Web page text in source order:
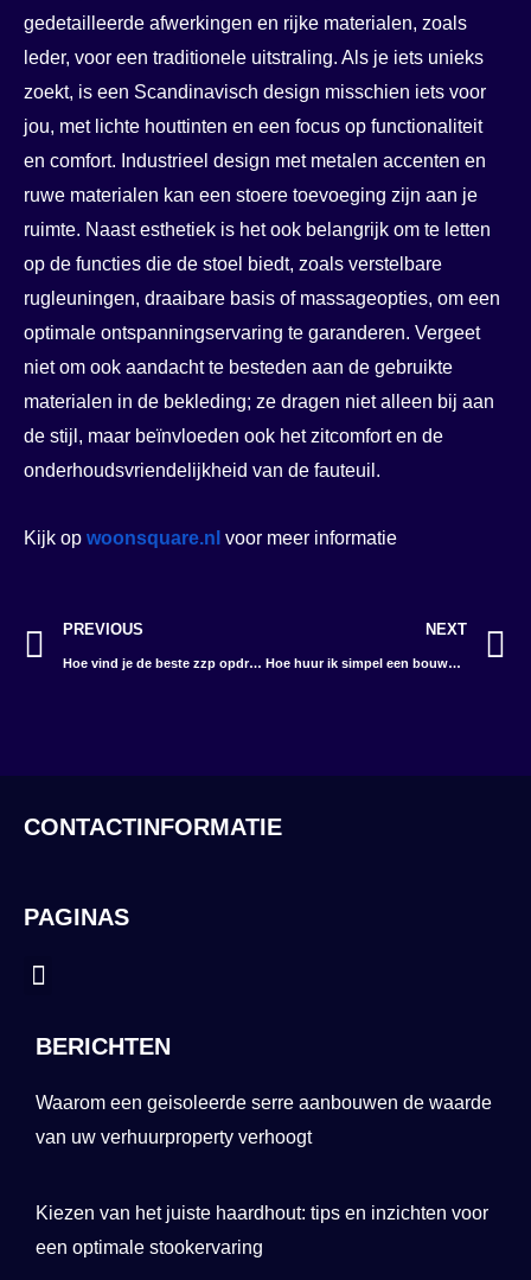
gedetailleerde afwerkingen en rijke materialen, zoals
leder, voor een traditionele uitstraling. Als je iets unieks
zoekt, is een Scandinavisch design misschien iets voor
jou, met lichte houttinten en een focus op functionaliteit
en comfort. Industrieel design met metalen accenten en
ruwe materialen kan een stoere toevoeging zijn aan je
ruimte. Naast esthetiek is het ook belangrijk om te letten
op de functies die de stoel biedt, zoals verstelbare
rugleuningen, draaibare basis of massageopties, om een
optimale ontspanningservaring te garanderen. Vergeet
niet om ook aandacht te besteden aan de gebruikte
materialen in de bekleding; ze dragen niet alleen bij aan
de stijl, maar beïnvloeden ook het zitcomfort en de
onderhoudsvriendelijkheid van de fauteuil.
Kijk op woonsquare.nl voor meer informatie
Vorige
PREVIOUS
Hoe vind je de beste zzp opdrachten?
NEXT
Hoe huur ik simpel een bouwafvalcontainer?
CONTACTINFORMATIE
PAGINAS
Menu
BERICHTEN
Waarom een geisoleerde serre aanbouwen de waarde
van uw verhuurproperty verhoogt
Kiezen van het juiste haardhout: tips en inzichten voor
een optimale stookervaring